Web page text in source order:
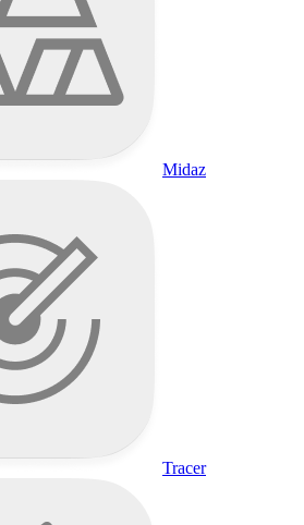
Midaz
Tracer